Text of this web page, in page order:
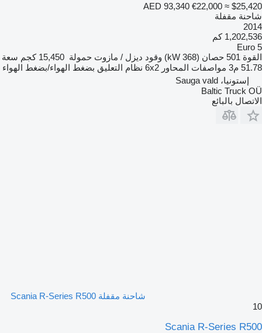
AED 93,340 €22,000 ≈ $25,420
شاحنة مقفلة
2014
1,202,536 كم
Euro 5
القوة 501 حصان (368 kW) وقود ديزل / مازوت حمولة 15,450 كجم
سعة
51.78 م3
مواصفات المحاور 6x2 نظام التعليق بضغط الهواء/بضغط الهواء
إستونيا، Sauga vald
Baltic Truck OÜ
الاتصال بالبائع
شاحنة مقفلة Scania R-Series R500
10
Scania R-Series R500